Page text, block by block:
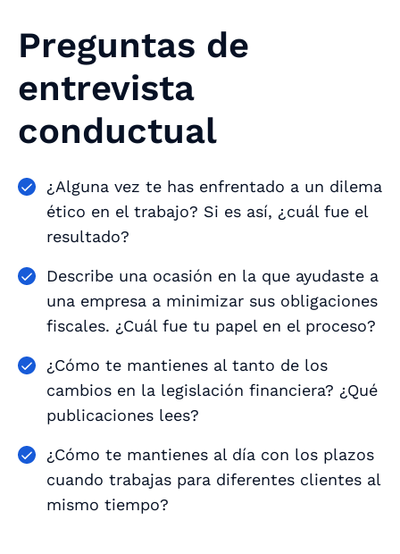
Preguntas de
entrevista
conductual
¿Alguna vez te has enfrentado a un dilema
ético en el trabajo? Si es así, ¿cuál fue el
resultado?
Describe una ocasión en la que ayudaste a
una empresa a minimizar sus obligaciones
fiscales. ¿Cuál fue tu papel en el proceso?
¿Cómo te mantienes al tanto de los
cambios en la legislación financiera? ¿Qué
publicaciones lees?
¿Cómo te mantienes al día con los plazos
cuando trabajas para diferentes clientes al
mismo tiempo?